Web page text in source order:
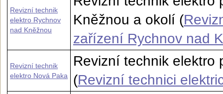
Revizní technik
elektro Rychnov
nad Kněžnou
Kněžnou a okolí (
zařízení Rychnov nad
Revizní technik
elektro Nová Paka
Revizní technik elektro
(Revizní technici